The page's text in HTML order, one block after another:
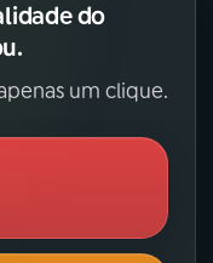
do
um clique.